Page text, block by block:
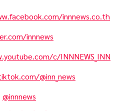
innnews.co.th
innnews
c/INNNEWS_INN
@inn_news
@innnews